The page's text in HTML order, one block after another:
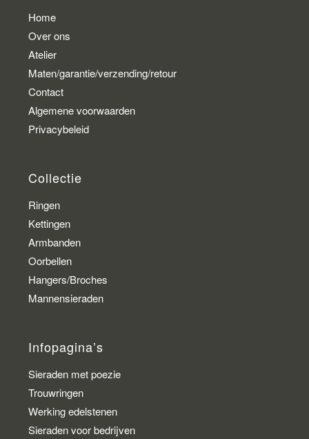
Home
Over ons
Atelier
Maten/garantie/verzending/retour
Contact
Algemene voorwaarden
Privacybeleid
Collectie
Ringen
Kettingen
Armbanden
Oorbellen
Hangers/Broches
Mannensieraden
Infopagina’s
Sieraden met poezie
Trouwringen
Werking edelstenen
Sieraden voor bedrijven